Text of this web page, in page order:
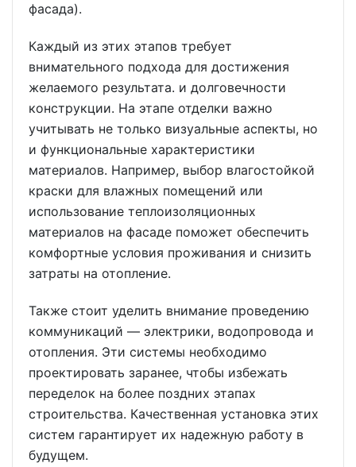
фасада).
Каждый из этих этапов требует
внимательного подхода для достижения
желаемого результата. и долговечности
конструкции. На этапе отделки важно
учитывать не только визуальные аспекты, но
и функциональные характеристики
материалов. Например, выбор влагостойкой
краски для влажных помещений или
использование теплоизоляционных
материалов на фасаде поможет обеспечить
комфортные условия проживания и снизить
затраты на отопление.
Также стоит уделить внимание проведению
коммуникаций — электрики, водопровода и
отопления. Эти системы необходимо
проектировать заранее, чтобы избежать
переделок на более поздних этапах
строительства. Качественная установка этих
систем гарантирует их надежную работу в
будущем.